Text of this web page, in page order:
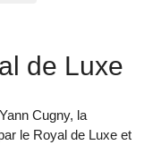
de Luxe
Cugny, la
le Royal de Luxe et